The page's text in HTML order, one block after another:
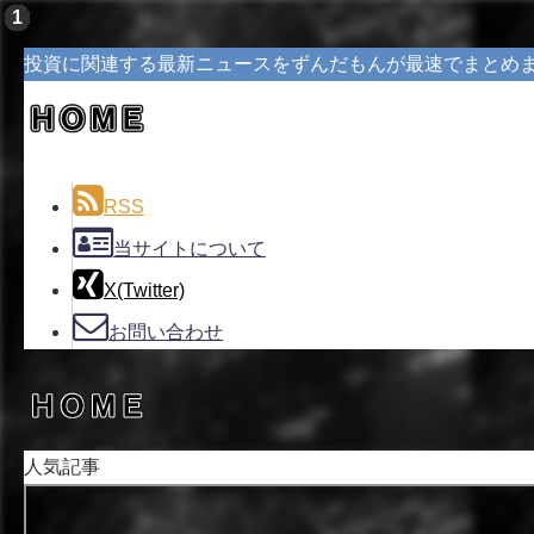
投資に関連する最新ニュースをずんだもんが最速でまとめ
RSS
当サイトについて
X(Twitter)
お問い合わせ
人気記事